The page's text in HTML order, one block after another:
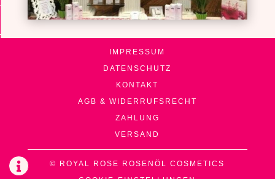

IMPRESSUM
DATENSCHUTZ
KONTAKT
AGB & WIDERRUFSRECHT
ZAHLUNG
VERSAND
© ROYAL ROSE ROSENÖL COSMETICS